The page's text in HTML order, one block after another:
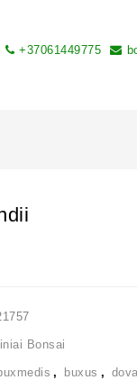
+37061449775
Bonsai
, buxus ,